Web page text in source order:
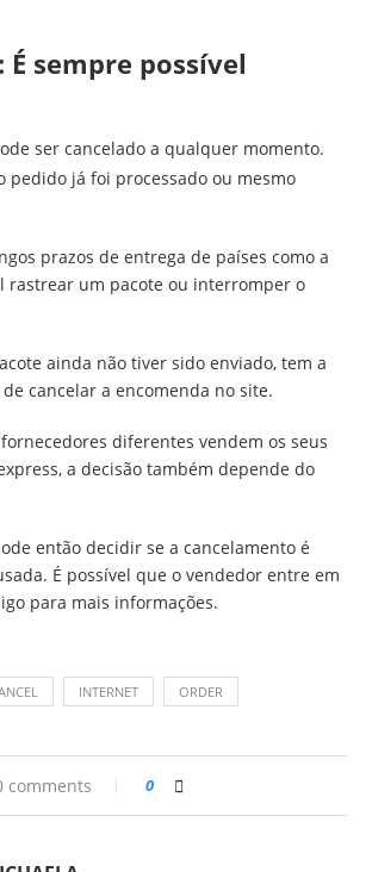
É sempre possível
ser cancelado a qualquer momento.
pedido já foi processado ou mesmo
prazos de entrega de países como a
rastrear um pacote ou interromper o
ainda não tiver sido enviado, tem a
cancelar a encomenda no site.
diferentes vendem os seus
a decisão também depende do
então decidir se a cancelamento é
É possível que o vendedor entre em
para mais informações.
INTERNET ORDER
comments 0